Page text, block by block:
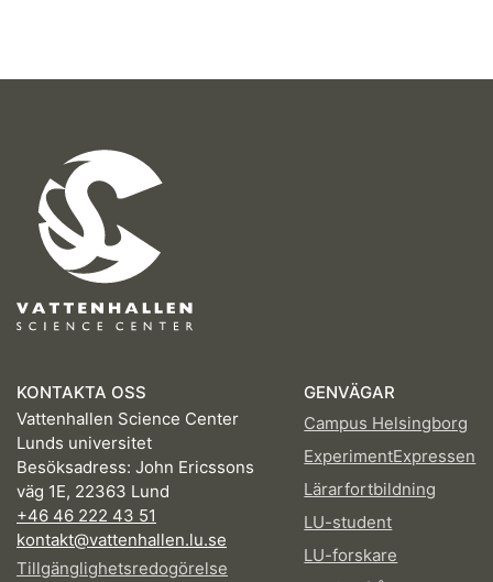
KONTAKTA OSS
Vattenhallen Science Center
Lunds universitet
Besöksadress: John Ericssons
väg 1E, 22363 Lund
+46 46 222 43 51
kontakt@vattenhallen.lu.se
Tillgänglighetsredogörelse
GENVÄGAR
Campus Helsingborg
ExperimentExpressen
Lärarfortbildning
LU-student
LU-forskare